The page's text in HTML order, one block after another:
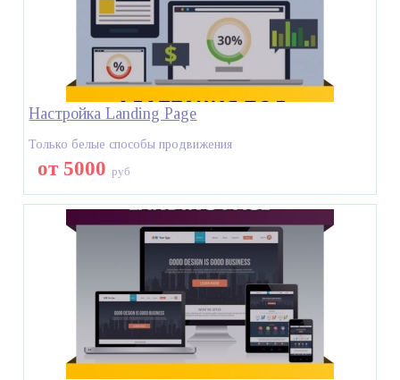
Настройка Landing Page
Только белые способы продвижения
от 5000руб